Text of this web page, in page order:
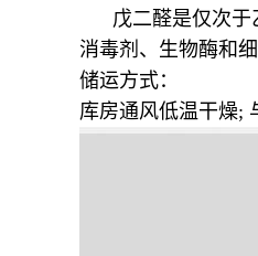
戊二醛是仅次于
消毒剂、生物酶和
储运方式：
库房通风低温干燥;